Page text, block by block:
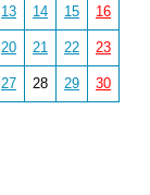
13 14 15 16
20 21 22 23
27 28 29 30